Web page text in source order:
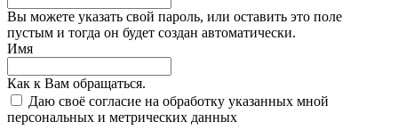
Вы можете указать свой пароль, или оставить это поле
пустым и тогда он будет создан автоматически.
Имя
Как к Вам обращаться.
Даю своё согласие на обработку указанных мной
персональных и метрических данных